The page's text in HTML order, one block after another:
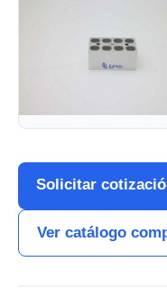
Solicitar
Ver catálogo